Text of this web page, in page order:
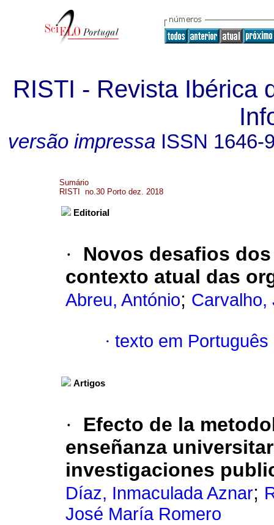
RISTI - Revista Ibérica
versão impressa ISSN 1646-
Sumário
RISTI no.30 Porto dez. 2018
Editorial
·
Novos desafios
contexto atual das
Abreu, António; Carvalho,
· texto em Português
Artigos
·
Efecto de la
enseñanza
investigaciones
Díaz, Inmaculada Aznar;
José María Romero